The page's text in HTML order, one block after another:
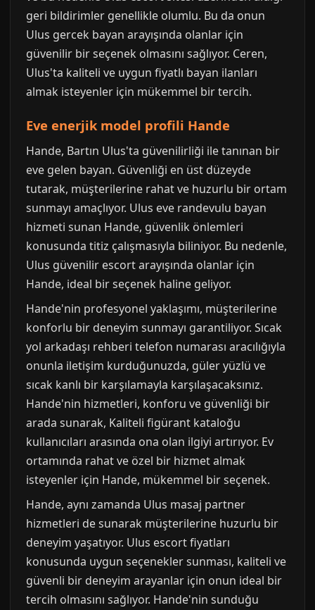
geri bildirimler genellikle olumlu. Bu da onun
Ulus gercek bayan arayışında olanlar için
güvenilir bir seçenek olmasını sağlıyor. Ceren,
Ulus'ta kaliteli ve uygun fiyatlı bayan ilanları
almak isteyenler için mükemmel bir tercih.
Eve enerjik model profili Hande
Hande, Bartın Ulus'ta güvenilirliği ile tanınan bir
eve gelen bayan. Güvenliği en üst düzeyde
tutarak, müşterilerine rahat ve huzurlu bir ortam
sunmayı amaçlıyor. Ulus eve randevulu bayan
hizmeti sunan Hande, güvenlik önlemleri
konusunda titiz çalışmasıyla biliniyor. Bu nedenle,
Ulus güvenilir escort arayışında olanlar için
Hande, ideal bir seçenek haline geliyor.
Hande'nin profesyonel yaklaşımı, müşterilerine
konforlu bir deneyim sunmayı garantiliyor. Sıcak
yol arkadaşı rehberi telefon numarası aracılığıyla
onunla iletişim kurduğunuzda, güler yüzlü ve
sıcak kanlı bir karşılamayla karşılaşacaksınız.
Hande'nin hizmetleri, konforu ve güvenliği bir
arada sunarak, Kaliteli figürant kataloğu
kullanıcıları arasında ona olan ilgiyi artırıyor. Ev
ortamında rahat ve özel bir hizmet almak
isteyenler için Hande, mükemmel bir seçenek.
Hande, aynı zamanda Ulus masaj partner
hizmetleri de sunarak müşterilerine huzurlu bir
deneyim yaşatıyor. Ulus escort fiyatları
konusunda uygun seçenekler sunması, kaliteli ve
güvenli bir deneyim arayanlar için onun ideal bir
tercih olmasını sağlıyor. Hande'nin sunduğu